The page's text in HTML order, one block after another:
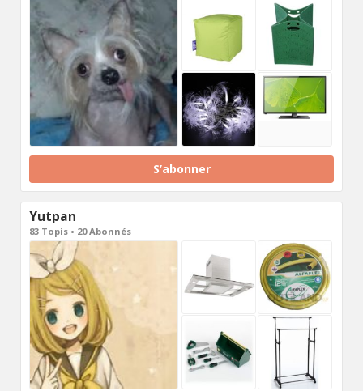
S’abonner
Yutpan
83 Topis • 20 Abonnés